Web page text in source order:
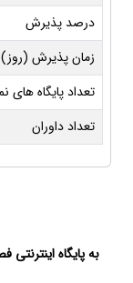
درصد پذیرش
زمان پذیرش (روز)
تعداد پایگاه های
تعداد داوران
به پایگاه اینترنتی